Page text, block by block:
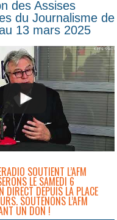
des Assises
du Journalisme de
13 mars 2025
SOUTIENT L’AFM
LE SAMEDI 6
DIRECT DEPUIS LA PLACE
SOUTENONS L’AFM
UN DON !